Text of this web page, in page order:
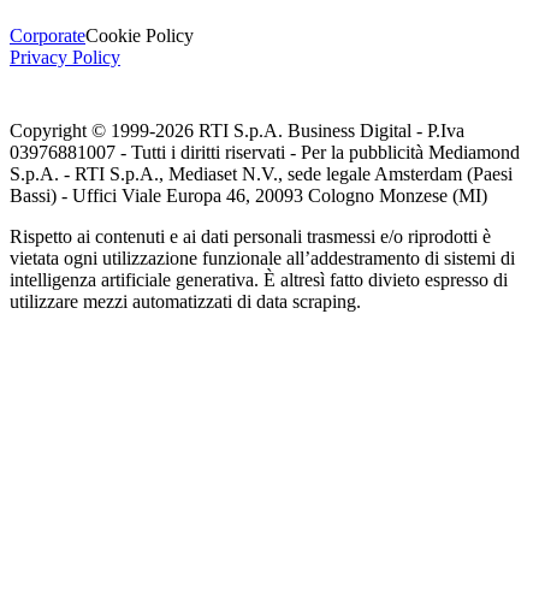
CorporateCookie Policy
Privacy Policy
Copyright © 1999-2026 RTI S.p.A. Business Digital - P.Iva
03976881007 - Tutti i diritti riservati - Per la pubblicità Mediamond
S.p.A. - RTI S.p.A., Mediaset N.V., sede legale Amsterdam (Paesi
Bassi) - Uffici Viale Europa 46, 20093 Cologno Monzese (MI)
Rispetto ai contenuti e ai dati personali trasmessi e/o riprodotti è
vietata ogni utilizzazione funzionale all’addestramento di sistemi di
intelligenza artificiale generativa. È altresì fatto divieto espresso di
utilizzare mezzi automatizzati di data scraping.